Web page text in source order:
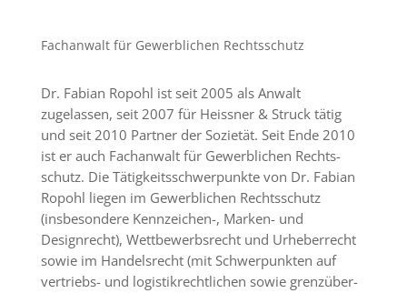
Fachanwalt für Gewerblichen Rechtsschutz
Dr. Fabian Ropohl ist seit 2005 als Anwalt
zugelassen, seit 2007 für Heissner & Struck tätig
und seit 2010 Partner der Sozietät. Seit Ende 2010
ist er auch Fachanwalt für Gewerblichen Recht­s­
schutz. Die Tätigkeits­schwerpunkte von Dr. Fabian
Ropohl liegen im Gewerbli­chen Rechts­schutz
(insbesondere Kenn­zeichen-, Mar­ken- und
Designrecht), Wettbewerbs­recht und Ur­heber­recht
sowie im Handelsrecht (mit Schwerpunkten auf
vertriebs- und logistik­rechtlichen sowie grenzüber­